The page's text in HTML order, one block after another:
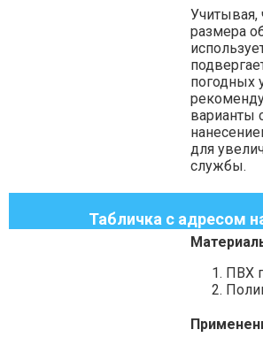
Учитывая,
размера
погодных
варианты
для
службы.
Табличка с адресом
ПВХ